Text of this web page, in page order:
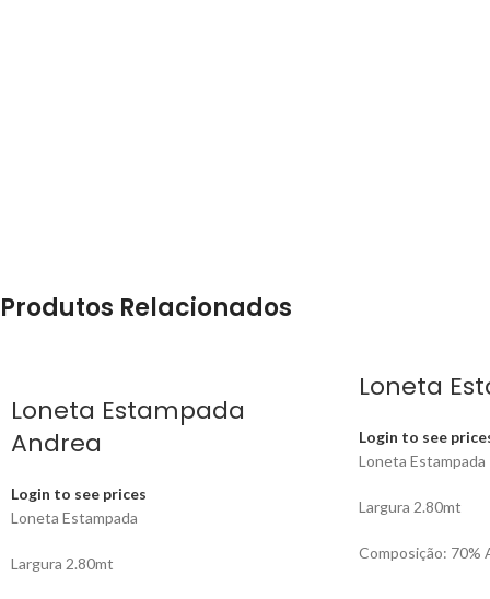
Produtos Relacionados
Loneta Estampada
Andrea
Login to see prices
Loneta Estampada
Largura 2.80mt
Loneta
Login to see
Loneta Estampada
Largura 2.80mt
Composição: 70%